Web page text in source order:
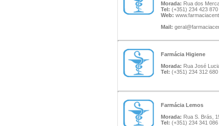
Morada: Rua dos
Tel: (+351) 234 423
Web:
Mail:
Farmácia Higiene
Morada: Rua José
Tel: (+351) 234 312
Farmácia Lemos
Morada: Rua S. Brás,
Tel: (+351) 234 341